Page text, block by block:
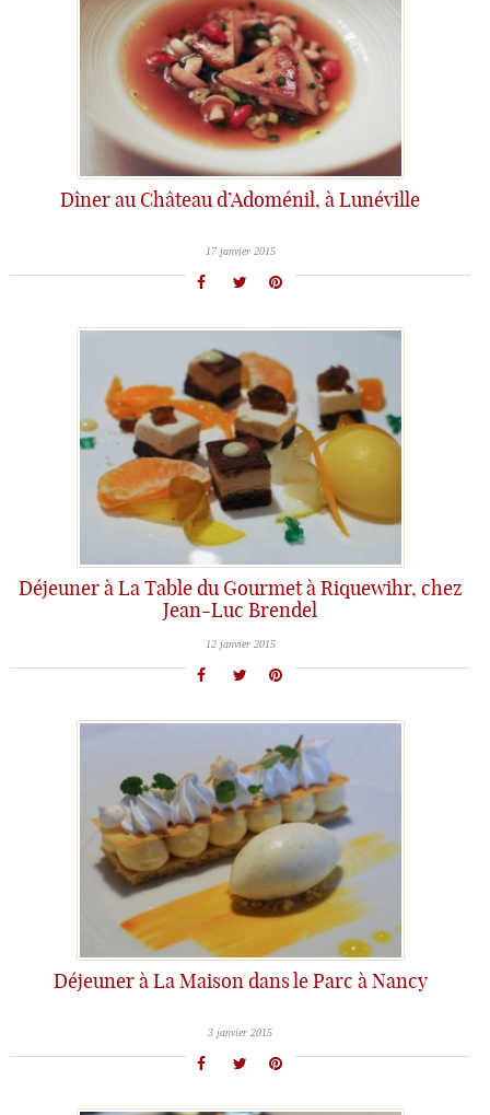
Dîner au Château d’Adoménil, à Lunéville
17 janvier 2015
Déjeuner à La Table du Gourmet à Riquewihr, chez
Jean-Luc Brendel
12 janvier 2015
Déjeuner à La Maison dans le Parc à Nancy
3 janvier 2015